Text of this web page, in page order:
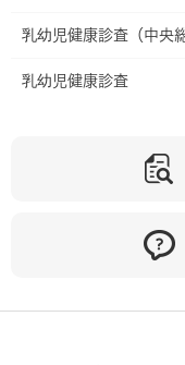
乳幼児健康診査（中央
乳幼児健康診査